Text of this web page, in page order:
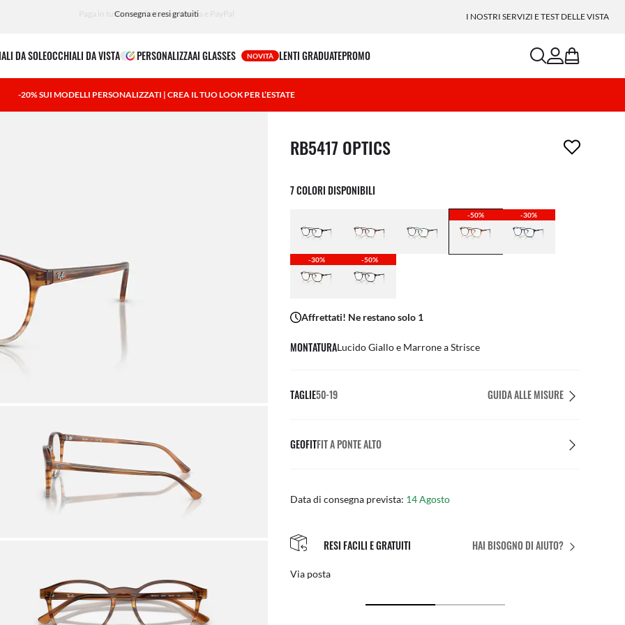
Paga in tutta semplicità con Klarna e PayPal I NOSTRI SERVIZI E TEST DELLE VISTA
DA SOLEOCCHIALI DA VISTA PERSONALIZZAAI GLASSES NOVITÀ LENTI GRADUATEPROMO searchaccount
bag
-20% SUI MODELLI PERSONALIZZATI | CREA IL TUO LOOK PER L’ESTATE
1 articolo è stato aggiunto alla tua wishlist
RB5417 OPTICS
7 COLORI DISPONIBILI
-50% -30%
-30% -50%
Affrettati! Ne restano solo 1
MONTATURALucido Giallo e Marrone a Strisce
TAGLIE50-19 GUIDA ALLE MISURE
GEOFITFIT A PONTE ALTO
Data di consegna prevista: 14 Agosto
HAI BISOGNO DI AIUTO?
IL FIT PERFETTO
Regolazioni personalizzate gratuite